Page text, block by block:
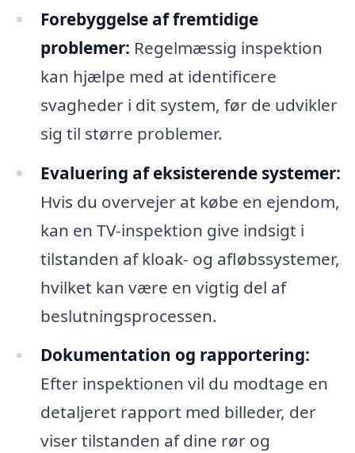
Forebyggelse af fremtidige
problemer: Regelmæssig inspektion
kan hjælpe med at identificere
svagheder i dit system, før de udvikler
sig til større problemer.
Evaluering af eksisterende systemer:
Hvis du overvejer at købe en ejendom,
kan en TV-inspektion give indsigt i
tilstanden af kloak- og afløbssystemer,
hvilket kan være en vigtig del af
beslutningsprocessen.
Dokumentation og rapportering:
Efter inspektionen vil du modtage en
detaljeret rapport med billeder, der
viser tilstanden af dine rør og